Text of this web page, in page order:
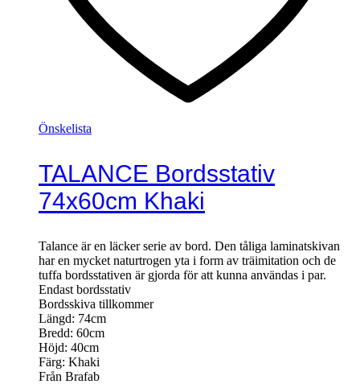
Önskelista
TALANCE Bordsstativ
74x60cm Khaki
Talance är en läcker serie av bord. Den tåliga laminatskivan
har en mycket naturtrogen yta i form av träimitation och de
tuffa bordsstativen är gjorda för att kunna användas i par.
Endast bordsstativ
Bordsskiva tillkommer
Längd: 74cm
Bredd: 60cm
Höjd: 40cm
Färg: Khaki
Från Brafab